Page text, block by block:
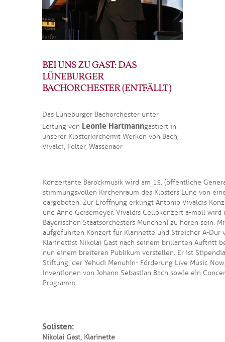
BEI UNS ZU GAST: DAS
LÜNEBURGER
BACHORCHESTER (ENTFÄLLT)
Das Lüneburger Bachorchester unter
Leitung von Leonie Hartmanngastiert in
unserer Klosterkirche mit Werken von Bach,
Vivaldi, Folter, Wassenaer
Konzertante Barockmusik wird am 15. (öffentliche
stimmungsvollen Kirchenraum des Klosters Lüne von
dargeboten. Zur Eröffnung erklingt Antonio Vivaldis
und Anne Geisemeyer. Vivaldis Cellokonzert a-moll
Bayerischen Staatsorchesters München) zu hören sein.
aufgeführten Konzert für Klarinette und Streicher A-Dur
Klarinettist Nikolai Gast nach seinem brillanten Auftritt
nun einem breiteren Publikum vorstellen. Er ist
Stiftung, der Yehudi Menuhin- Förderung Live Music
Inventionen von Johann Sebastian Bach sowie ein
Programm.
Solisten:
Nikolai Gast, Klarinette